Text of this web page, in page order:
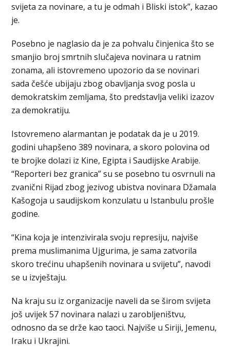
svijeta za novinare, a tu je odmah i Bliski istok”, kazao
je.
Posebno je naglasio da je za pohvalu činjenica što se
smanjio broj smrtnih slučajeva novinara u ratnim
zonama, ali istovremeno upozorio da se novinari
sada češće ubijaju zbog obavljanja svog posla u
demokratskim zemljama, što predstavlja veliki izazov
za demokratiju.
Istovremeno alarmantan je podatak da je u 2019.
godini uhapšeno 389 novinara, a skoro polovina od
te brojke dolazi iz Kine, Egipta i Saudijske Arabije.
“Reporteri bez granica” su se posebno tu osvrnuli na
zvanični Rijad zbog jezivog ubistva novinara Džamala
Kašogoja u saudijskom konzulatu u Istanbulu prošle
godine.
“Kina koja je intenzivirala svoju represiju, najviše
prema muslimanima Ujgurima, je sama zatvorila
skoro trećinu uhapšenih novinara u svijetu”, navodi
se u izvještaju.
Na kraju su iz organizacije naveli da se širom svijeta
još uvijek 57 novinara nalazi u zarobljeništvu,
odnosno da se drže kao taoci. Najviše u Siriji, Jemenu,
Iraku i Ukrajini.